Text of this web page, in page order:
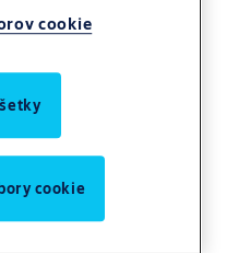
cookie
cookie